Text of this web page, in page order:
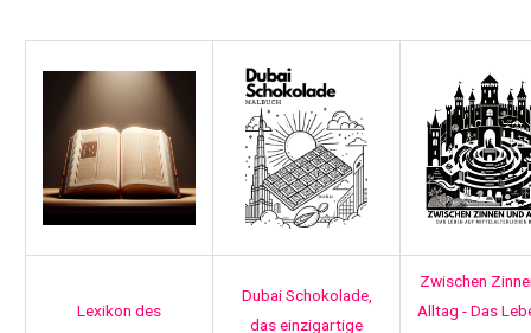
Lexikon des
Dubai Schokolade,
das einzigartige
Zwischen
Alltag - Das